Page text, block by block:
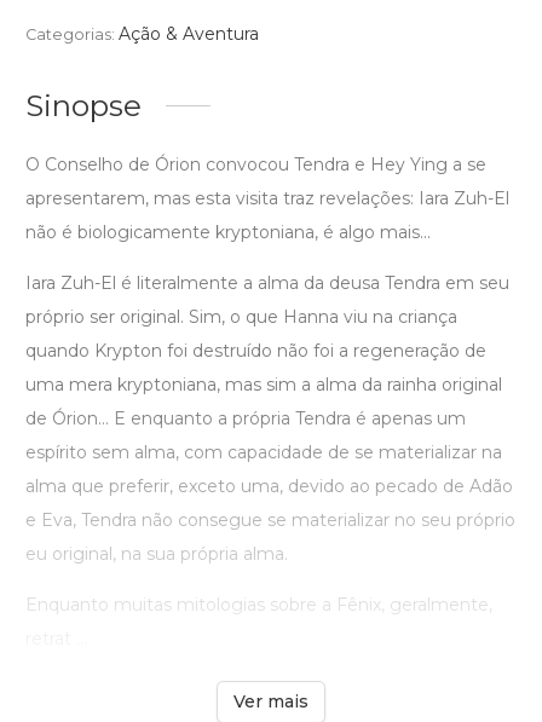
Categorias: Ação & Aventura
Sinopse
O Conselho de Órion convocou Tendra e Hey Ying a se
apresentarem, mas esta visita traz revelações: Iara Zuh-El
não é biologicamente kryptoniana, é algo mais...
Iara Zuh-El é literalmente a alma da deusa Tendra em seu
próprio ser original. Sim, o que Hanna viu na criança
quando Krypton foi destruído não foi a regeneração de
uma mera kryptoniana, mas sim a alma da rainha original
de Órion... E enquanto a própria Tendra é apenas um
espírito sem alma, com capacidade de se materializar na
alma que preferir, exceto uma, devido ao pecado de Adão
e Eva, Tendra não consegue se materializar no seu próprio
eu original, na sua própria alma.
Enquanto muitas mitologias sobre a Fênix, geralmente,
Ver mais